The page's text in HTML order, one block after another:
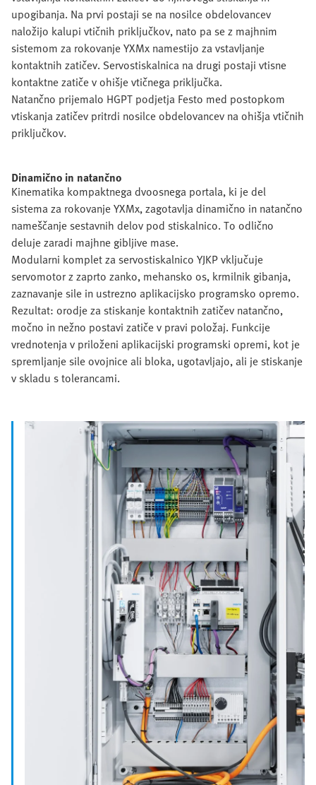
upogibanja. Na prvi postaji se na nosilce obdelovancev
naložijo kalupi vtičnih priključkov, nato pa se z majhnim
sistemom za rokovanje YXMx namestijo za vstavljanje
kontaktnih zatičev. Servostiskalnica na drugi postaji vtisne
kontaktne zatiče v ohišje vtičnega priključka.
Natančno prijemalo HGPT podjetja Festo med postopkom
vtiskanja zatičev pritrdi nosilce obdelovancev na ohišja vtičnih
priključkov.
Dinamično in natančno
Kinematika kompaktnega dvoosnega portala, ki je del
sistema za rokovanje YXMx, zagotavlja dinamično in natančno
nameščanje sestavnih delov pod stiskalnico. To odlično
deluje zaradi majhne gibljive mase.
Modularni komplet za servostiskalnico YJKP vključuje
servomotor z zaprto zanko, mehansko os, krmilnik gibanja,
zaznavanje sile in ustrezno aplikacijsko programsko opremo.
Rezultat: orodje za stiskanje kontaktnih zatičev natančno,
močno in nežno postavi zatiče v pravi položaj. Funkcije
vrednotenja v priloženi aplikacijski programski opremi, kot je
spremljanje sile ovojnice ali bloka, ugotavljajo, ali je stiskanje
v skladu s tolerancami.